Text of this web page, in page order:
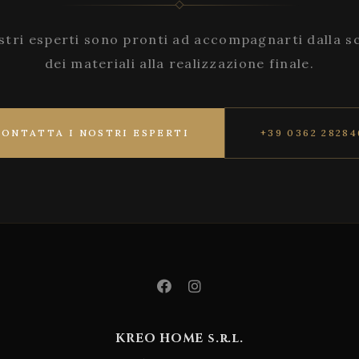
esperti sono pronti ad accompagnarti dalla
dei materiali alla realizzazione finale.
I NOSTRI ESPERTI +39 0362
KREO HOME s.r.l.